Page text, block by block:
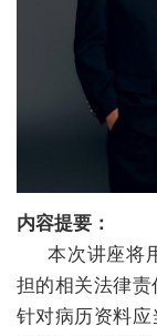
内容提要：
本次讲座将
担的相关法律
针对病历资料应